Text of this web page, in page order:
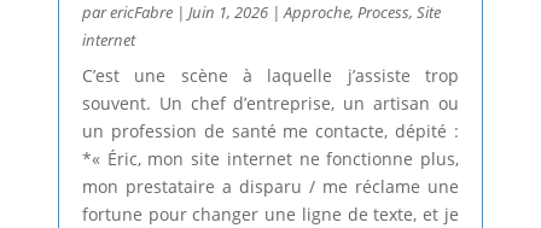
parericFabre| Juin 1, 2026|Approche, Process, Site
internet
C’est une scène à laquelle j’assiste trop
souvent. Un chef d’entreprise, un artisan ou
un profession de santé me contacte, dépité :
*« Éric, mon site internet ne fonctionne plus,
mon prestataire a disparu / me réclame une
fortune pour changer une ligne de texte, et je